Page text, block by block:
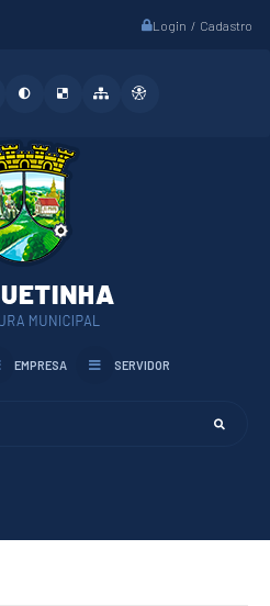
Login / Cadastro
EMPRESA SERVIDOR